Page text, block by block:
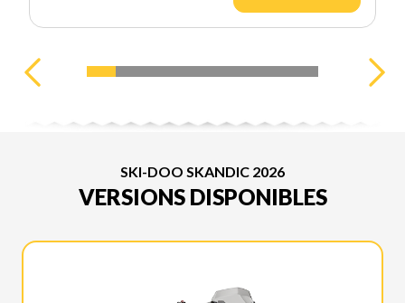
SKI-DOO SKANDIC 2026
VERSIONS DISPONIBLES